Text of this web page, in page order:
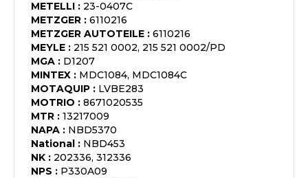
METELLI : 23-0407C
METZGER : 6110216
METZGER AUTOTEILE : 6110216
MEYLE : 215 521 0002, 215 521 0002/PD
MGA : D1207
MINTEX : MDC1084, MDC1084C
MOTAQUIP : LVBE283
MOTRIO : 8671020535
MTR : 13217009
NAPA : NBD5370
National : NBD453
NK : 202336, 312336
NPS : P330A09